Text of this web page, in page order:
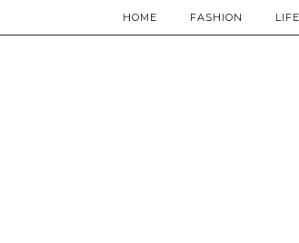
HOME FASHION